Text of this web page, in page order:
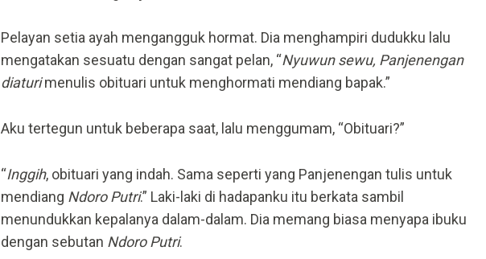
Pelayan setia ayah mengangguk hormat. Dia menghampiri dudukku lalu
mengatakan sesuatu dengan sangat pelan, “Nyuwun sewu, Panjenengan
diaturimenulis obituari untuk menghormati mendiang bapak.”
Aku tertegun untuk beberapa saat, lalu menggumam, “Obituari?”
“Inggih, obituari yang indah. Sama seperti yang Panjenengan tulis untuk
mendiang Ndoro Putri.” Laki-laki di hadapanku itu berkata sambil
menundukkan kepalanya dalam-dalam. Dia memang biasa menyapa ibuku
dengan sebutan Ndoro Putri.